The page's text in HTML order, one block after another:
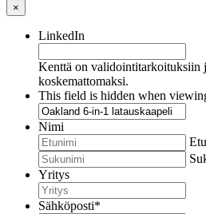
×
LinkedIn
Kenttä on validointitarkoituksiin
koskemattomaksi.
This field is hidden when
Nimi
Yritys
Sähköposti*